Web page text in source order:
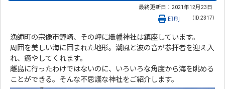
最終更新日： 2021年12月23日
（ID:2317）
印刷
漁師町の宗像市鐘崎、その岬に織幡神社は鎮座しています。
周囲を美しい海に囲まれた地形。潮風と波の音が参拝者を迎え入
れ、癒やしてくれます。
離島に行ったわけではないのに、いろいろな角度から海を眺める
ことができる。そんな不思議な神社をご紹介します。